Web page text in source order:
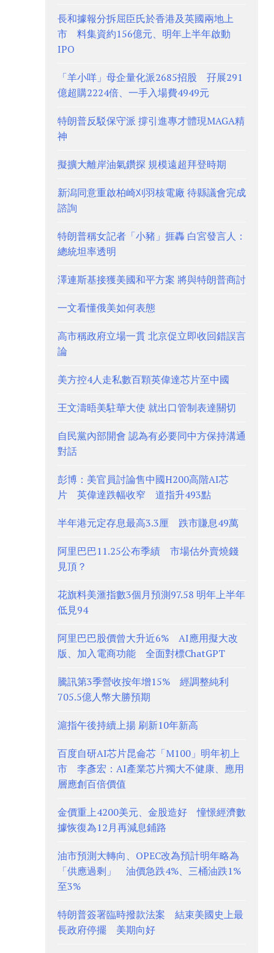
長和據報分拆屈臣氏於香港及英國兩地上
市 料集資約156億元、明年上半年啟動
IPO
「羊小咩」母企量化派2685招股 孖展291
億超購2224倍、一手入場費4949元
特朗普反駁保守派 撐引進專才體現MAGA精
神
擬擴大離岸油氣鑽探 規模遠超拜登時期
新潟同意重啟柏崎刈羽核電廠 待縣議會完成
諮詢
特朗普稱女記者「小豬」捱轟 白宮發言人：
總統坦率透明
澤連斯基接獲美國和平方案 將與特朗普商討
一文看懂俄美如何表態
高市稱政府立場一貫 北京促立即收回錯誤言
論
美方控4人走私數百顆英偉達芯片至中國
王文濤晤美駐華大使 就出口管制表達關切
自民黨內部開會 認為有必要同中方保持溝通
對話
彭博：美官員討論售中國H200高階AI芯
片 英偉達跌幅收窄 道指升493點
半年港元定存息最高3.3厘 跌市賺息49萬
阿里巴巴11.25公布季績 市場估外賣燒錢
見頂？
花旗料美滙指數3個月預測97.58 明年上半年
低見94
阿里巴巴股價曾大升近6% AI應用擬大改
版、加入電商功能 全面對標ChatGPT
騰訊第3季營收按年增15% 經調整純利
705.5億人幣大勝預期
滬指午後持續上揚 刷新10年新高
百度自研AI芯片昆侖芯「M100」明年初上
市 李彥宏：AI產業芯片獨大不健康、應用
層應創百倍價值
金價重上4200美元、金股造好 憧憬經濟數
據恢復為12月再減息鋪路
油市預測大轉向、OPEC改為預計明年略為
「供應過剩」 油價急跌4%、三桶油跌1%
至3%
特朗普簽署臨時撥款法案 結束美國史上最
長政府停擺 美期向好